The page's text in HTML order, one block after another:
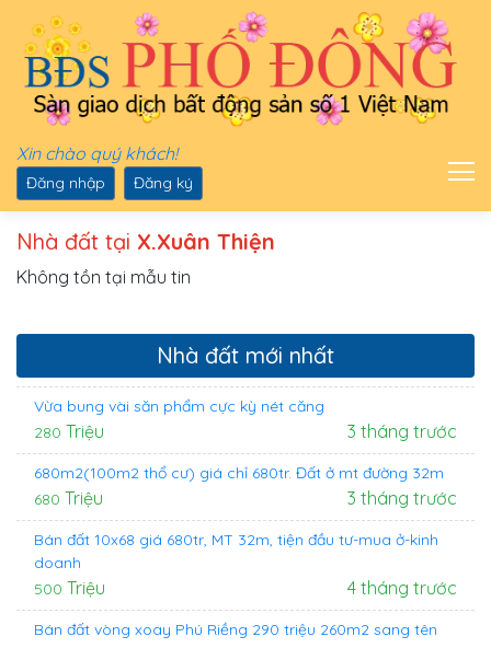
Xin chào quý khách!
Đăng nhập Đăng ký
Nhà đất tại X.Xuân Thiện
Không tồn tại mẫu tin
Nhà đất mới nhất
Vừa bung vài săn phẩm cực kỳ nét căng
280 Triệu 3 tháng trước
680m2(100m2 thổ cư) giá chỉ 680tr. Đất ở mt đường 32m
680 Triệu 3 tháng trước
Bán đất 10x68 giá 680tr, MT 32m, tiện đầu tư-mua ở-kinh
doanh
500 Triệu 4 tháng trước
Bán đất vòng xoay Phú Riềng 290 triệu 260m2 sang tên